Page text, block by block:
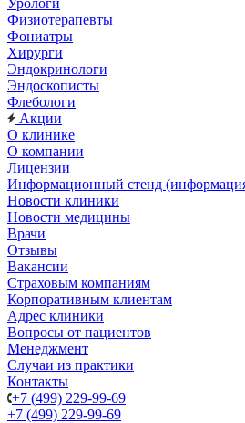
Урологи
Физиотерапевты
Фониатры
Хирурги
Эндокринологи
Эндоскописты
Флебологи
Акции
О клинике
О компании
Лицензии
Информационный стенд
Новости клиники
Новости медицины
Врачи
Отзывы
Вакансии
Страховым компаниям
Корпоративным клиентам
Адрес клиники
Вопросы от пациентов
Менеджмент
Случаи из практики
Контакты
+7 (499) 229-99-69
+7 (499) 229-99-69